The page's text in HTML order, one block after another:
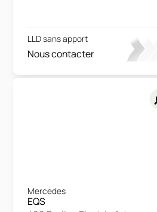
LLD sans apport
Nous contacter
Mercedes
EQS